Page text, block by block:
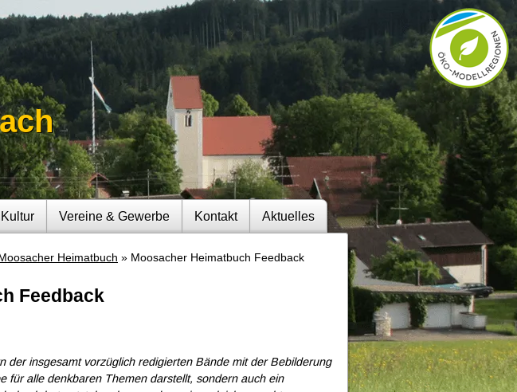
Kultur Vereine & Gewerbe Kontakt Aktuelles
Heimatbuch Moosacher Heimatbuch Feedback
Feedback
der insgesamt vorzüglich redigierten Bände mit der Bebilderung
für alle denkbaren Themen darstellt, sondern auch ein